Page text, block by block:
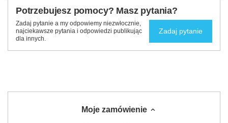
Potrzebujesz pomocy? Masz pytania?
Zadaj pytanie a my odpowiemy niezwłocznie,
najciekawsze pytania i odpowiedzi publikując
dla innych.
Zadaj pytanie
Moje zamówienie